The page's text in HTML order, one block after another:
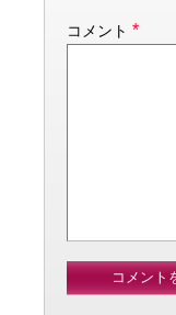
コメント *